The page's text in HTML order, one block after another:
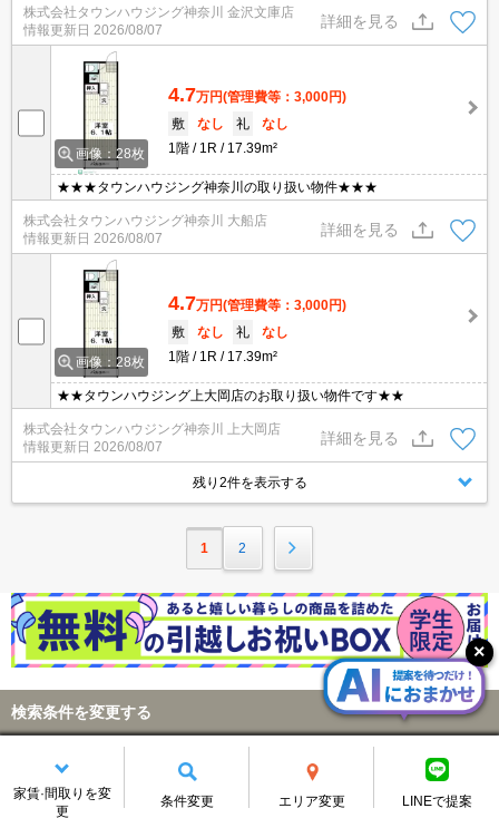
株式会社タウンハウジング神奈川 金沢文庫店
情報更新日 2026/08/07
詳細を見る
画像：28枚
4.7万円(管理費等：3,000円)
敷
なし 礼
なし
1階
1R 17.39m²
★★★タウンハウジング神奈川の取り扱い物件★★★
株式会社タウンハウジング神奈川 大船店
情報更新日 2026/08/07
詳細を見る
画像：28枚
4.7万円(管理費等：3,000円)
敷
なし 礼
なし
1階
1R 17.39m²
★★タウンハウジング上大岡店のお取り扱い物件です★★
株式会社タウンハウジング神奈川 上大岡店
情報更新日 2026/08/07
詳細を見る
残り2件を表示する
1 2
家賃·間取りを変
更
条件変更 エリア変更 LINEで提案
検索条件を変更する
エリア 横浜市南区南太田 変更する
詳細条件